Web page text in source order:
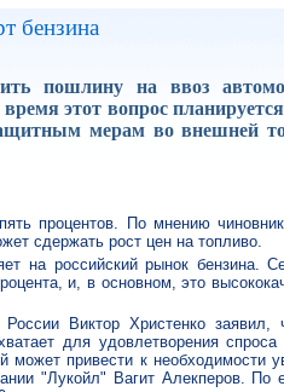
бензина
пошлину на ввоз
этот вопрос планируется
мерам во внешней
процентов. По мнению
сдержать рост цен на топливо.
на российский рынок бензина.
и, в основном, это
Виктор Христенко заявил,
для удовлетворения спроса
привести к необходимости
"Лукойл" Вагит Алекперов. По